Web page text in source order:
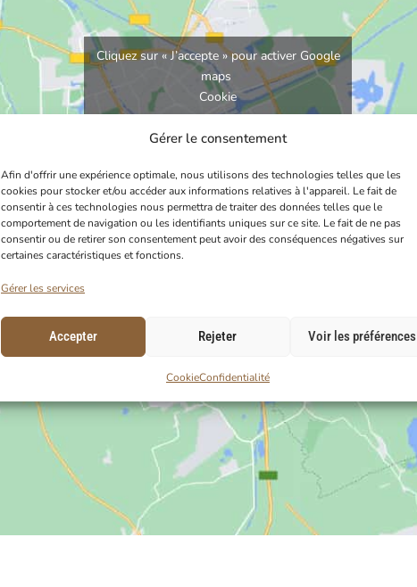
Gérer le consentement
Afin d'offrir une expérience optimale, nous utilisons des technologies telles que les
cookies pour stocker et/ou accéder aux informations relatives à l'appareil. Le fait de
consentir à ces technologies nous permettra de traiter des données telles que le
comportement de navigation ou les identifiants uniques sur ce site. Le fait de ne pas
consentir ou de retirer son consentement peut avoir des conséquences négatives sur
certaines caractéristiques et fonctions.
Gérer les services
Accepter Rejeter Voir les préférences
CookieConfidentialité
Cliquez sur « J’accepte » pour activer Google
maps
Cookie
J’accepte